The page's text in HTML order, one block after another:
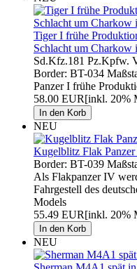
Tiger I frühe
Schlacht um Charkow
Sd.Kfz.181 Pz.Kpfw.
Border: BT-034
Panzer I frühe
58.00 EUR[inkl. 20%
NEU
Kugelblitz Flak
Border: BT-039
Als Flakpanzer IV
Fahrgestell des
Models
55.49 EUR[inkl. 20%
NEU